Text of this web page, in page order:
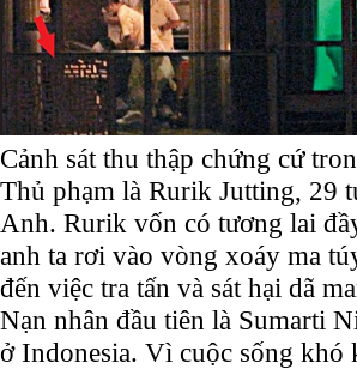
Cảnh sát thu thập chứng cứ
Thủ phạm là Rurik Jutting, 29
Anh. Rurik vốn có tương lai
anh ta rơi vào vòng xoáy ma
đến việc tra tấn và sát hại dã
Nạn nhân đầu tiên là Sumarti
ở Indonesia. Vì cuộc sống